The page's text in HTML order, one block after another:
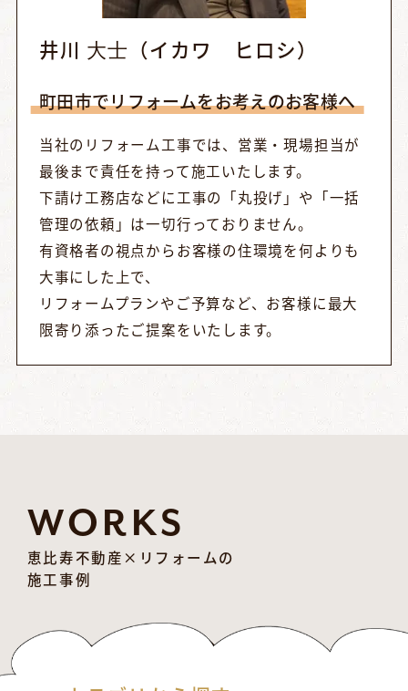
井川 ⼤⼠（イカワ ヒロシ）
町田市でリフォームをお考えのお客様へ
当社のリフォーム工事では、営業・現場担当が
最後まで責任を持って施工いたします。
下請け工務店などに工事の「丸投げ」や「一括
管理の依頼」は一切行っておりません。
有資格者の視点からお客様の住環境を何よりも
大事にした上で、
リフォームプランやご予算など、お客様に最大
限寄り添ったご提案をいたします。
WORKS
恵比寿不動産×リフォームの
施工事例